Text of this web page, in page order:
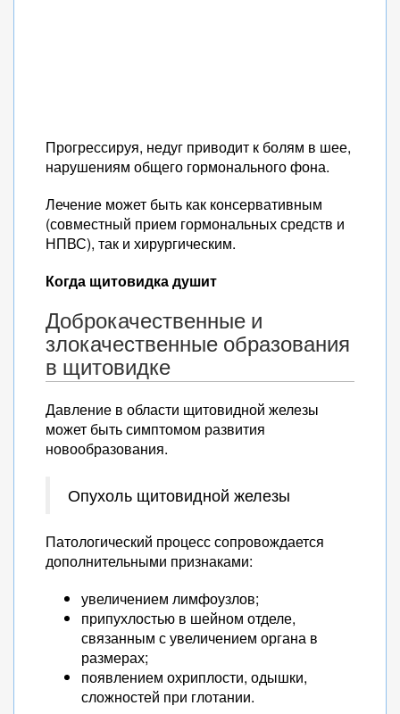
Прогрессируя, недуг приводит к болям в шее,
нарушениям общего гормонального фона.
Лечение может быть как консервативным
(совместный прием гормональных средств и
НПВС), так и хирургическим.
Когда щитовидка душит
Доброкачественные и
злокачественные образования
в щитовидке
Давление в области щитовидной железы
может быть симптомом развития
новообразования.
Опухоль щитовидной железы
Патологический процесс сопровождается
дополнительными признаками:
увеличением лимфоузлов;
припухлостью в шейном отделе,
связанным с увеличением органа в
размерах;
появлением охриплости, одышки,
сложностей при глотании.